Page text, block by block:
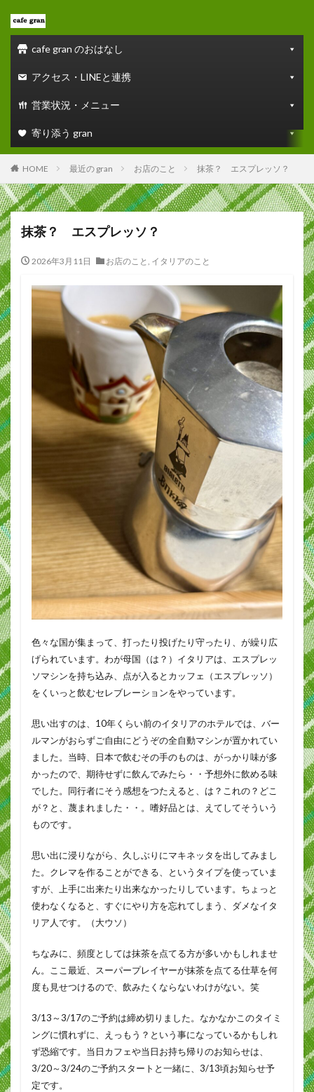
cafe gran のおはなし
アクセス・LINEと連携
営業状況・メニュー
寄り添う gran
HOME 最近の gran お店のこと 抹茶？ エスプレッソ？
抹茶？ エスプレッソ？
2026年3月11日 お店のこと , イタリアのこと
色々な国が集まって、打ったり投げたり守ったり、が繰り広
げられています。わが母国（は？）イタリアは、エスプレッ
ソマシンを持ち込み、点が入るとカッフェ（エスプレッソ）
をくいっと飲むセレブレーションをやっています。
思い出すのは、10年くらい前のイタリアのホテルでは、バー
ルマンがおらずご自由にどうぞの全自動マシンが置かれてい
ました。当時、日本で飲むその手のものは、がっかり味が多
かったので、期待せずに飲んでみたら・・予想外に飲める味
でした。同行者にそう感想をつたえると、は？これの？どこ
が？と、蔑まれました・・。嗜好品とは、えてしてそういう
ものです。
思い出に浸りながら、久しぶりにマキネッタを出してみまし
た。クレマを作ることができる、というタイプを使っていま
すが、上手に出来たり出来なかったりしています。ちょっと
使わなくなると、すぐにやり方を忘れてしまう、ダメなイタ
リア人です。（大ウソ）
ちなみに、頻度としては抹茶を点てる方が多いかもしれませ
ん。ここ最近、スーパープレイヤーが抹茶を点てる仕草を何
度も見せつけるので、飲みたくならないわけがない。笑
3/13～3/17のご予約は締め切りました。なかなかこのタイミ
ングに慣れずに、えっもう？という事になっているかもしれ
ず恐縮です。当日カフェや当日お持ち帰りのお知らせは、
3/20～3/24のご予約スタートと一緒に、3/13頃お知らせ予
定です。